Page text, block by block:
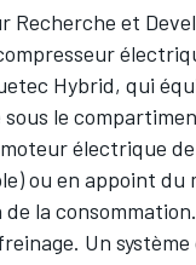
Recherche et
Hybrid, qui
le
électrique
ou en appoint
la
Un